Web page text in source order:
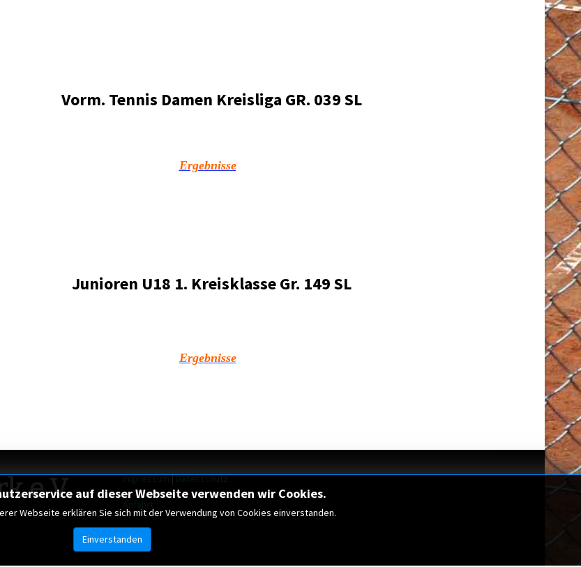
Vorm. Tennis Damen Kreisliga GR. 039 SL
Ergebnisse
Junioren U18 1. Kreisklasse Gr. 149 SL
Ergebnisse
auf dieser Webseite verwenden wir Cookies.
Webseite erklären Sie sich mit der Verwendung von Cookies einverstanden.
Einverstanden
e.V. Impressum|Datenschutz
Anfahrt